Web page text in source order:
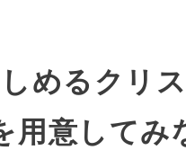
めるクリス
用意してみ